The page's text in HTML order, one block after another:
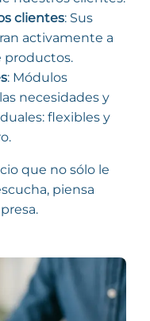
clientes: Sus
activamente a
productos.
: Módulos
necesidades y
flexibles y
que no sólo le
piensa